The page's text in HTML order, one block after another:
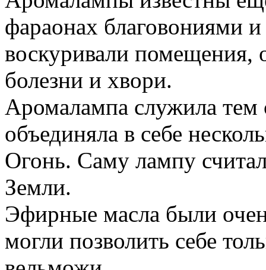
фараонах благовониями
воскуривали помещения,
болезни и хвори.
Аромалампа служила тем
объединяла в себе
Огонь. Саму лампу
Земли.
Эфирные масла были
могли позволить себе